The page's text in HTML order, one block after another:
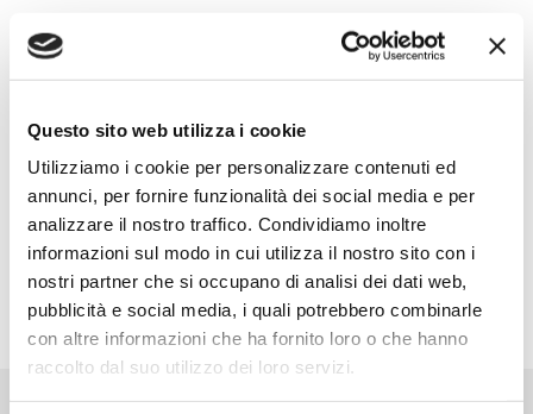
Questo sito web utilizza i cookie
Utilizziamo i cookie per personalizzare contenuti ed
annunci, per fornire funzionalità dei social media e per
analizzare il nostro traffico. Condividiamo inoltre
informazioni sul modo in cui utilizza il nostro sito con i
nostri partner che si occupano di analisi dei dati web,
pubblicità e social media, i quali potrebbero combinarle
con altre informazioni che ha fornito loro o che hanno
raccolto dal suo utilizzo dei loro servizi.
SELD S.R.L.
049 9400966
info@studioseld.it
P.IVA 01555480282